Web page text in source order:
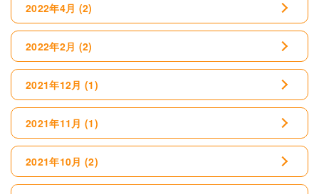
2022年4月 (2)
2022年2月 (2)
2021年12月 (1)
2021年11月 (1)
2021年10月 (2)